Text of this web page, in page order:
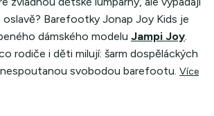
oslavě? Barefootky Jonap Joy Kids je
dámského modelu Jampi Joy.
rodiče i děti milují: šarm dospěláckých
svobodou barefootu. Více